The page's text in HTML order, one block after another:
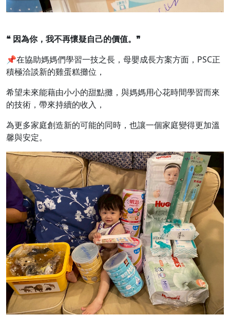
❝ 因為你，我不再懷疑自己的價值。 ❞
📌在協助媽媽們學習一技之長，母嬰成長方案方面，PSC正
積極洽談新的雞蛋糕攤位，
希望未來能藉由小小的甜點攤，與媽媽用心花時間學習而來
的技術，帶來持續的收入，
為更多家庭創造新的可能的同時，也讓一個家庭變得更加溫
馨與安定。